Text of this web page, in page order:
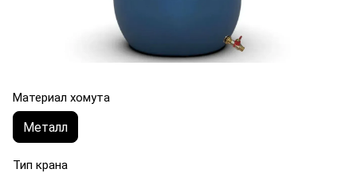
Материал хомута
Металл
Тип крана